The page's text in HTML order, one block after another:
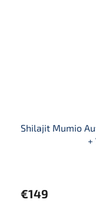
Shilajit Mumio
+
produktu
je
€149